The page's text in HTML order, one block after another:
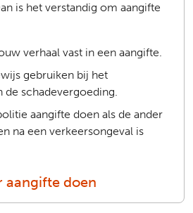
is het verstandig om aangifte
verhaal vast in een aangifte.
gebruiken bij het
de schadevergoeding.
aangifte doen als de ander
na een verkeersongeval is
aangifte doen